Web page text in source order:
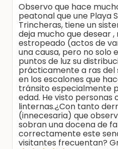
Observo que hace
peatonal que une Playa
Trincheras, tiene un
deja mucho que desear
estropeado (actos de
una causa, pero no solo
puntos de luz su
prácticamente a ras del
en los escalones que
tránsito especialmente
edad. He visto personas
linternas.¿Con tanto
(innecesaria) que
sobran una docena de
correctamente este
visitantes frecuentan?